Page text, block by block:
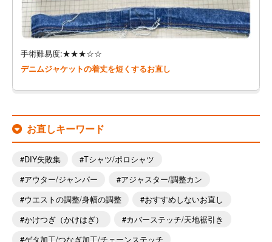
手術難易度:★★★☆☆
デニムジャケットの着丈を短くするお直し
お直しキーワード
DIY失敗集
Tシャツ/ポロシャツ
アウター/ジャンパー
アジャスター/調整カン
ウエストの調整/身幅の調整
おすすめしないお直し
かけつぎ（かけはぎ）
カバーステッチ/天地裾引き
ゲタ加工/つなぎ加工/チェーンステッチ